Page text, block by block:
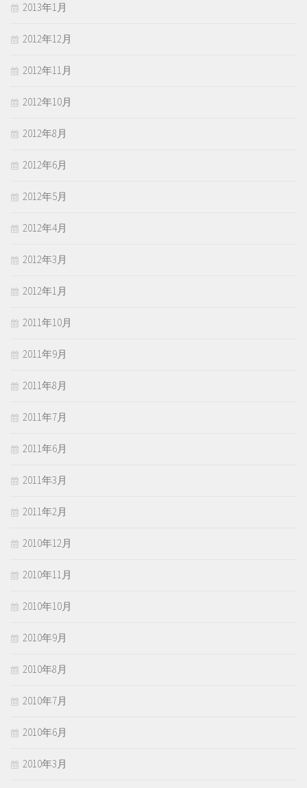
2013年1月
2012年12月
2012年11月
2012年10月
2012年8月
2012年6月
2012年5月
2012年4月
2012年3月
2012年1月
2011年10月
2011年9月
2011年8月
2011年7月
2011年6月
2011年3月
2011年2月
2010年12月
2010年11月
2010年10月
2010年9月
2010年8月
2010年7月
2010年6月
2010年3月